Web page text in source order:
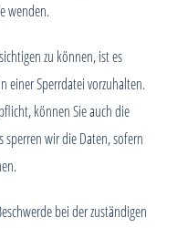
wenden.
zu können, ist es
einer Sperrdatei vorzuhalten.
können Sie auch die
sperren wir die Daten, sofern
bei der zuständigen